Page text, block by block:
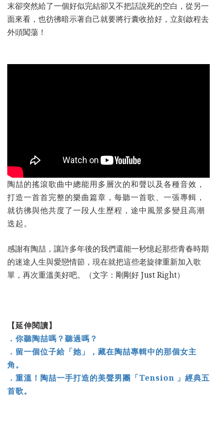
末卻突然給了一個好似完結卻又不把話說死的空白，從另一
面來看，也彷彿暗示著自己就要將行囊收拾好，立刻啟程去
外頭闖蕩！
陶喆的搖滾歌曲中總能用多層次的和聲以及各種音效，
打造一首首完整的樂曲篇章，每聽一首歌、一張專輯，
就彷彿與他共度了一段人生歷程，途中風景多變且高潮
迭起。
感謝有陶喆，讓許多年後的我們還能一秒憶起那些青春時期
的迷途人生與愛戀情節，現在就把這些老旋律重新加入歌
單，再次重溫美好吧。（文字：剛剛好 Just Right）
【延伸閱讀】
．你聽陶喆嗎？聽過嗎？
．留一個位子給「她」，藏在陶喆專輯中的那個女主
角。
．重溫！陶喆一手打造的美聲男團「Tension 」經典五
首歌。